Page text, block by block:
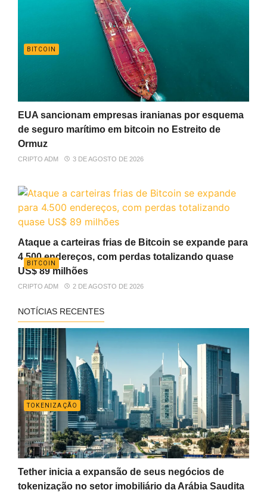
BITCOIN
EUA sancionam empresas iranianas por esquema
de seguro marítimo em bitcoin no Estreito de
Ormuz
CRIPTO ADM 3 DE AGOSTO DE 2026
BITCOIN
Ataque a carteiras frias de Bitcoin se expande para
4.500 endereços, com perdas totalizando quase
US$ 89 milhões
CRIPTO ADM 2 DE AGOSTO DE 2026
NOTÍCIAS RECENTES
TOKENIZAÇÃO
Tether inicia a expansão de seus negócios de
tokenização no setor imobiliário da Arábia Saudita